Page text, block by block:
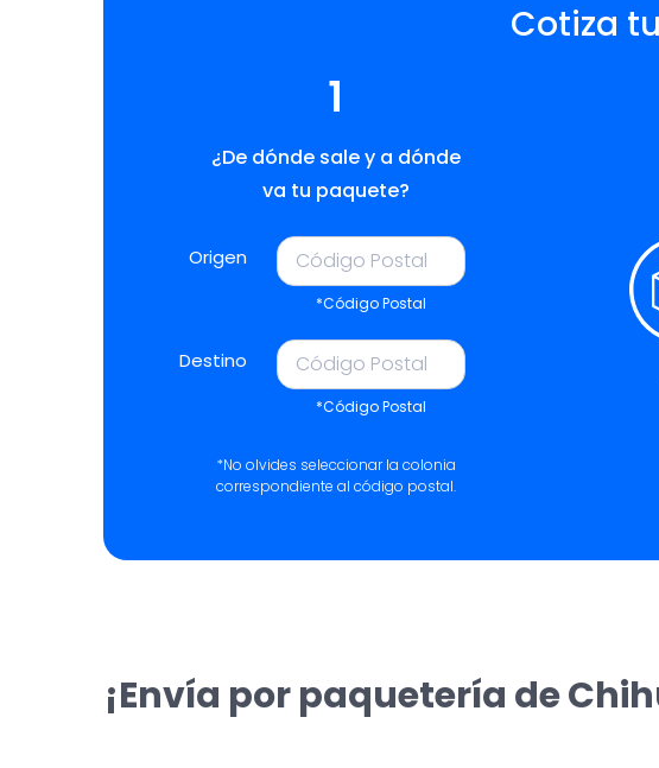
Cotiza
1
¿De dónde sale y a dónde
va tu paquete?
Origen
*Código Postal
Destino
*Código Postal
*No olvides seleccionar la colonia
correspondiente al código postal.
¡Envía por paquetería de